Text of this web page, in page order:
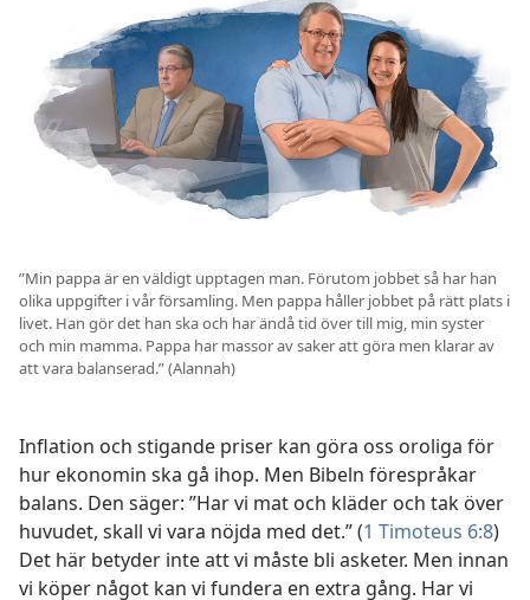
”Min pappa är en väldigt upptagen man. Förutom jobbet så har han
olika uppgifter i vår församling. Men pappa håller jobbet på rätt plats i
livet. Han gör det han ska och har ändå tid över till mig, min syster
och min mamma. Pappa har massor av saker att göra men klarar av
att vara balanserad.” (Alannah)
Inflation och stigande priser kan göra oss oroliga för
hur ekonomin ska gå ihop. Men Bibeln förespråkar
balans. Den säger: ”Har vi mat och kläder och tak över
huvudet, skall vi vara nöjda med det.” (1 Timoteus 6:8)
Det här betyder inte att vi måste bli asketer. Men innan
vi köper något kan vi fundera en extra gång. Har vi